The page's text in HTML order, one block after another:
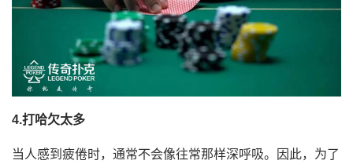
4.打哈欠太多
当人感到疲倦时，通常不会像往常那样深呼吸。因此，为了